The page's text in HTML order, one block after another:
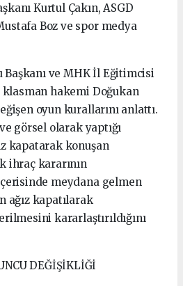
Kurtul Çakın, ASGD
Boz ve spor medya
ve MHK İl Eğitimcisi
klasman hakemi Doğukan
oyun kurallarını anlattı.
görsel olarak yaptığı
kapatarak konuşan
ihraç kararının
meydana gelmen
ağız kapatılarak
kararlaştırıldığını
DEĞİŞİKLİĞİ